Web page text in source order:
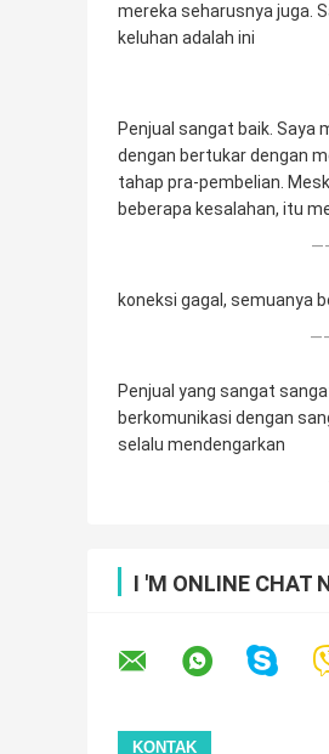
mereka seharusnya juga.
keluhan adalah ini
Penjual sangat baik. Saya
dengan bertukar dengan
tahap pra-pembelian.
beberapa kesalahan, itu
koneksi gagal, semuanya
Penjual yang sangat
berkomunikasi dengan
selalu mendengarkan
I 'M ONLINE CHAT